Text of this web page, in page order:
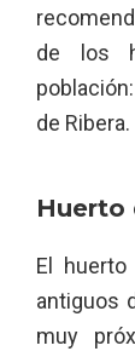
de los
de Ribera.
Huerto
El
antiguos
muy